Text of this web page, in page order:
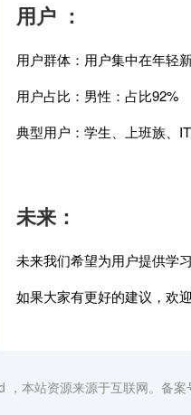
用户 ：
用户群体：用户集中在年轻
用户占比：男性：占比
典型用户：学生、上班族、
未来：
未来我们希望为用户提供学
如果大家有更好的建议，欢
，本站资源来源于互联网。备